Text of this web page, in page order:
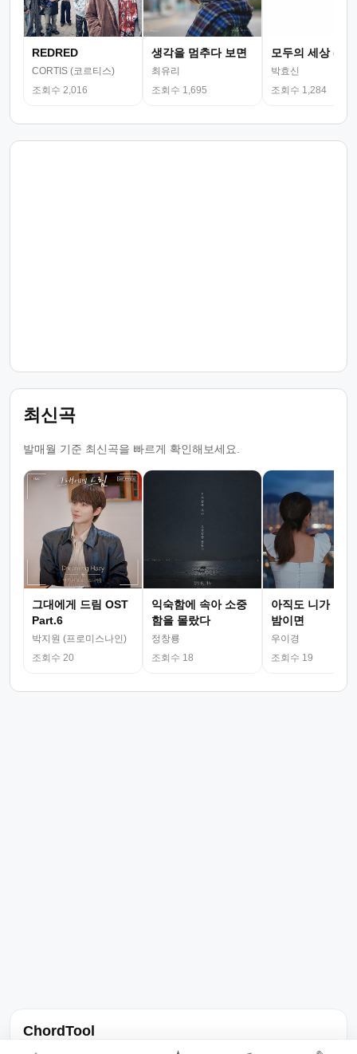
REDRED
CORTIS (코르티스)
조회수 2,016
생각을 멈추다 보면
최유리
조회수 1,695
모두의 세상 (뮤
박효신
조회수 1,284
최신곡
발매월 기준 최신곡을 빠르게 확인해보세요.
그대에게 드림 OST
Part.6
박지원 (프로미스나인)
조회수 20
익숙함에 속아 소중
함을 몰랐다
정창룡
조회수 18
아직도 니가 그
밤이면
우이경
조회수 19
ChordTool